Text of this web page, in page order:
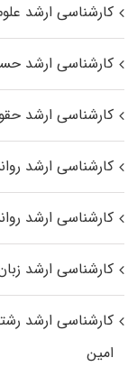
کارشناسی ارشد
کارشناسی ارشد
کارشناسی ارشد
کارشناسی ارشد
کارشناسی ارشد
کارشناسی ارشد
کارشناسی ارشد
اﻣﻴﻦ